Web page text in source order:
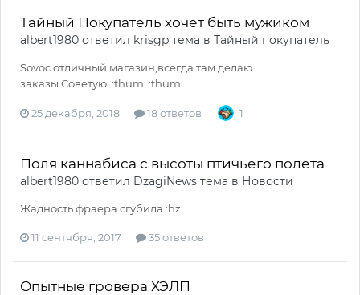
Тайный Покупатель хочет быть мужиком
albert1980 ответил krisgp тема в Тайный покупатель
Sovoc отличный магазин,всегда там делаю
заказы.Советую. :thum: :thum:
25 декабря, 2018 18 ответов 1
Поля каннабиса с высоты птичьего полета
albert1980 ответил DzagiNews тема в Новости
Жадность фраера сгубила :hz:
11 сентября, 2017 35 ответов
Опытные гровера ХЭЛП